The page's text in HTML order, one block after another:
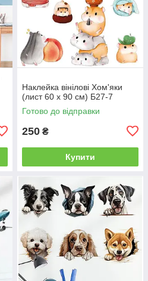
Наклейка вінілові Хом'яки
(лист 60 х 90 см) Б27-7
Готово до відправки
250 ₴
Купити